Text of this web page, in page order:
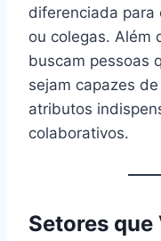
diferenciada para
ou colegas. Além
buscam pessoas
sejam capazes
atributos
colaborativos.
Setores